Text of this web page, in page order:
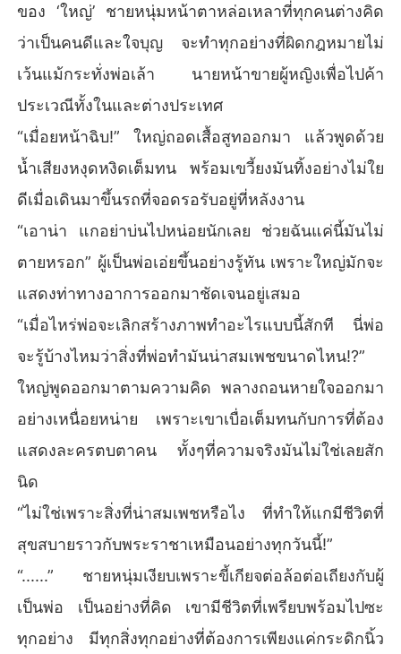
ของ ‘ใหญ่’ ชายหนุ่มหน้าตาหล่อเหลาที่ทุกคนต่างคิด
ว่าเป็นคนดีและใจบุญ จะทำทุกอย่างที่ผิดกฎหมายไม่
เว้นแม้กระทั่งพ่อเล้า นายหน้าขายผู้หญิงเพื่อไปค้า
ประเวณีทั้งในและต่างประเทศ
“เมื่อยหน้าฉิบ!” ใหญ่ถอดเสื้อสูทออกมา แล้วพูดด้วย
น้ำเสียงหงุดหงิดเต็มทน พร้อมเขวี้ยงมันทิ้งอย่างไม่ใย
ดีเมื่อเดินมาขึ้นรถที่จอดรอรับอยู่ที่หลังงาน
“เอาน่า แกอย่าบ่นไปหน่อยนักเลย ช่วยฉันแค่นี้มันไม่
ตายหรอก” ผู้เป็นพ่อเอ่ยขึ้นอย่างรู้ทัน เพราะใหญ่มักจะ
แสดงท่าทางอาการออกมาชัดเจนอยู่เสมอ
“เมื่อไหร่พ่อจะเลิกสร้างภาพทำอะไรแบบนี้สักที นี่พ่อ
จะรู้บ้างไหมว่าสิ่งที่พ่อทำมันน่าสมเพชขนาดไหน!?”
ใหญ่พูดออกมาตามความคิด พลางถอนหายใจออกมา
อย่างเหนื่อยหน่าย เพราะเขาเบื่อเต็มทนกับการที่ต้อง
แสดงละครตบตาคน ทั้งๆที่ความจริงมันไม่ใช่เลยสัก
นิด
“ไม่ใช่เพราะสิ่งที่น่าสมเพชหรือไง ที่ทำให้แกมีชีวิตที่
สุขสบายราวกับพระราชาเหมือนอย่างทุกวันนี้!”
“......” ชายหนุ่มเงียบเพราะขี้เกียจต่อล้อต่อเถียงกับผู้
เป็นพ่อ เป็นอย่างที่คิด เขามีชีวิตที่เพรียบพร้อมไปซะ
ทุกอย่าง มีทุกสิ่งทุกอย่างที่ต้องการเพียงแค่กระดิกนิ้ว